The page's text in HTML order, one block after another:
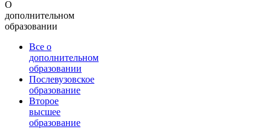
О
дополнительном
образовании
Все о
дополнительном
образовании
Послевузовское
образование
Второе
высшее
образование